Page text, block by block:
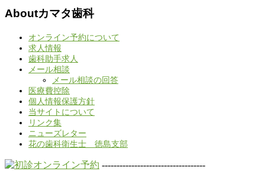
Aboutカマタ歯科
オンライン予約について
求人情報
歯科助手求人
メール相談
メール相談の回答
医療費控除
個人情報保護方針
当サイトについて
リンク集
ニューズレター
花の歯科衛生士 徳島支部
-----------------------------------